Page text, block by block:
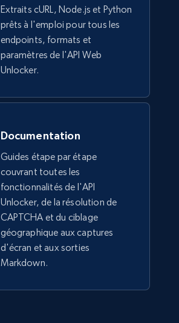
Extraits cURL, Node.js et Python
prêts à l'emploi pour tous les
endpoints, formats et
paramètres de l'API Web
Unlocker.
Documentation
Guides étape par étape
couvrant toutes les
fonctionnalités de l'API
Unlocker, de la résolution de
CAPTCHA et du ciblage
géographique aux captures
d'écran et aux sorties
Markdown.